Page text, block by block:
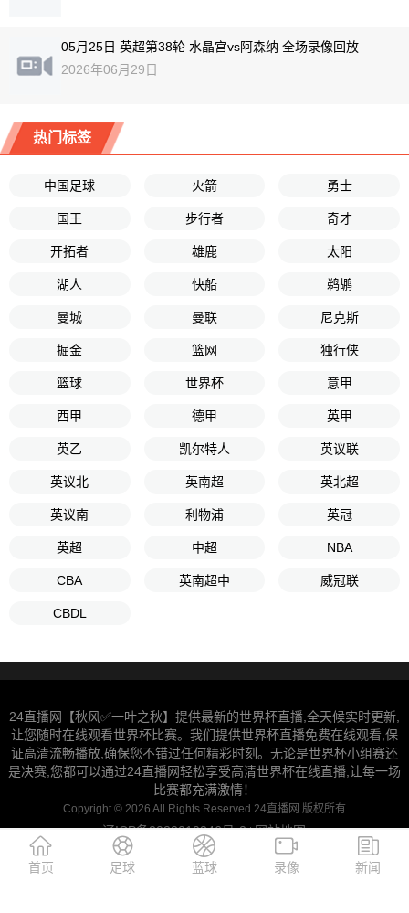
05月25日 英超第38轮 水晶宫vs阿森纳 全场录像回放
2026年06月29日
热门标签
中国足球 火箭 勇士
国王 步行者 奇才
开拓者 雄鹿 太阳
湖人 快船 鹈鹕
曼城 曼联 尼克斯
掘金 篮网 独行侠
篮球 世界杯 意甲
西甲 德甲 英甲
英乙 凯尔特人 英议联
英议北 英南超 英北超
英议南 利物浦 英冠
英超 中超 NBA
CBA 英南超中 威冠联
CBDL
24直播网【秋风✅一叶之秋】提供最新的世界杯直播,全天候实时更新,
让您随时在线观看世界杯比赛。我们提供世界杯直播免费在线观看,保
证高清流畅播放,确保您不错过任何精彩时刻。无论是世界杯小组赛还
是决赛,您都可以通过24直播网轻松享受高清世界杯在线直播,让每一场
比赛都充满激情！
Copyright © 2026 All Rights Reserved 24直播网 版权所有
辽ICP备2022010346号-2|网站地图
首页 足球 蓝球 录像 新闻